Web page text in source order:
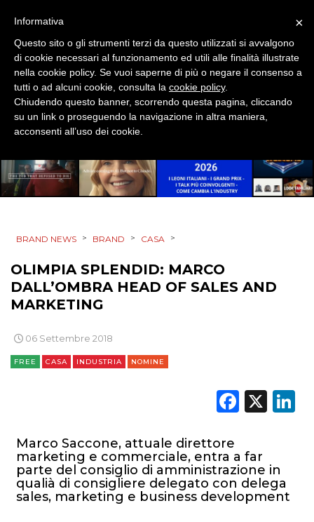
CSR
STRATEGIE
CINEMA
DIGITALE
EDITORIA
RADIO / AUDIO
TV
PREVISIONI/SCENARI
NORMATIVE
BRAND NEWS > BRAND > CASA >
OLIMPIA SPLENDID: MARCO
DALL’OMBRA HEAD OF SALES AND
MARKETING
06 Settembre 2018
FREE CASA INDUSTRIA NOMINE
X
Marco Saccone, attuale direttore
marketing e commerciale, entra a far
parte del consiglio di amministrazione in
qualià di consigliere delegato con delega
sales, marketing e business development
×
Informativa
Questo sito o gli strumenti terzi da questo utilizzati si avvalgono
di cookie necessari al funzionamento ed utili alle finalità illustrate
nella cookie policy. Se vuoi saperne di più o negare il consenso a
tutti o ad alcuni cookie, consulta la cookie policy.
Chiudendo questo banner, scorrendo questa pagina, cliccando
su un link o proseguendo la navigazione in altra maniera,
acconsenti all’uso dei cookie.